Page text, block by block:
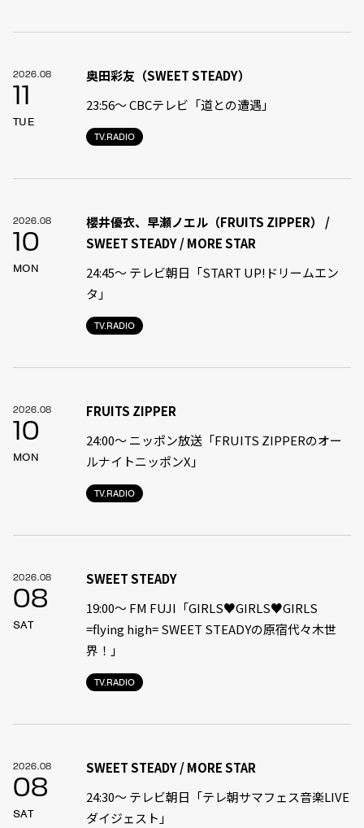
2026.08
11
TUE
TV.RADIO
奥田彩友（SWEET STEADY）
23:56〜 CBCテレビ「道との遭遇」
2026.08
10
MON
TV.RADIO
櫻井優衣、早瀬ノエル（FRUITS ZIPPER） /
SWEET STEADY / MORE STAR
24:45〜 テレビ朝日「START UP!ドリームエン
タ」
2026.08
10
MON
TV.RADIO
FRUITS ZIPPER
24:00〜 ニッポン放送「FRUITS ZIPPERのオー
ルナイトニッポンX」
2026.08
08
SAT
TV.RADIO
SWEET STEADY
19:00〜 FM FUJI「GIRLS♥GIRLS♥GIRLS
=flying high= SWEET STEADYの原宿代々木世
界！」
2026.08
08
SAT
SWEET STEADY / MORE STAR
24:30〜 テレビ朝日「テレ朝サマフェス音楽LIVE
ダイジェスト」